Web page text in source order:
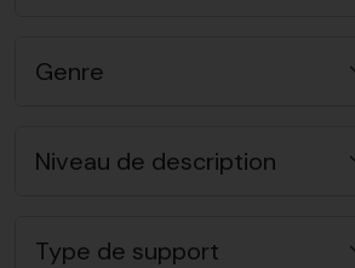
Genre
Niveau de description
Type de support